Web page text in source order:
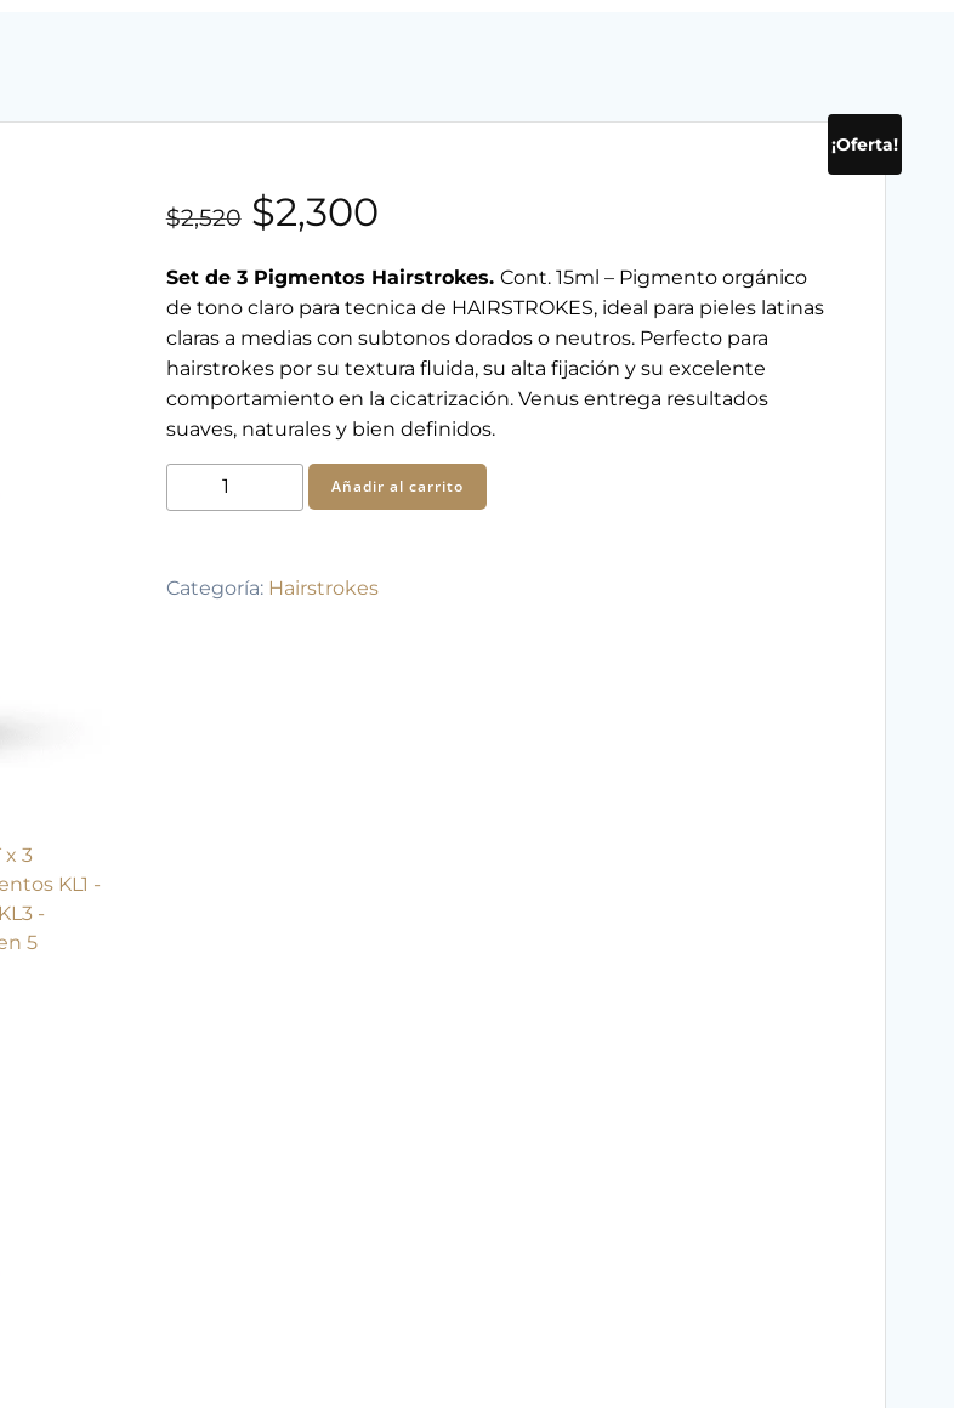
¡Oferta!
$2,520 El
precio
original
era:
$2,520.
$2,300El
precio
actual
es:
$2,300.
Set de 3 Pigmentos Hairstrokes. Cont. 15ml – Pigmento orgánico
de tono claro para tecnica de HAIRSTROKES, ideal para pieles latinas
claras a medias con subtonos dorados o neutros. Perfecto para
hairstrokes por su textura fluida, su alta fijación y su excelente
comportamiento en la cicatrización. Venus entrega resultados
suaves, naturales y bien definidos.
x
KL1
Añadir al carrito
Categoría: Hairstrokes